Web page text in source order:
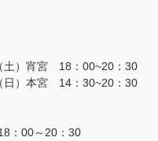
土）宵宮 18 ： 00~20 ： 30
日）本宮 14 ： 30~20 ： 30
： 00～ 20 ： 30